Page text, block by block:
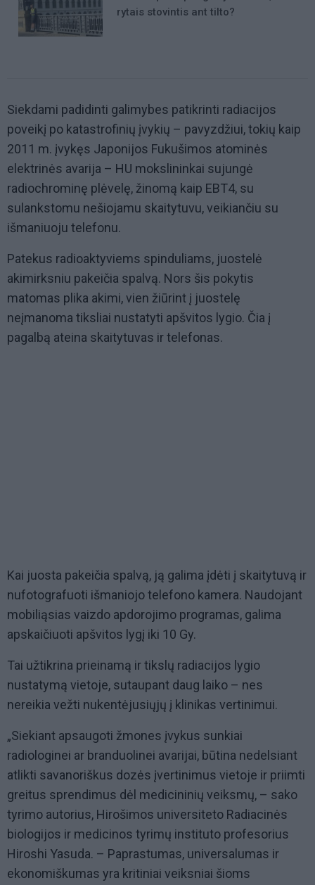
rytais stovintis ant tilto?
Siekdami padidinti galimybes patikrinti radiacijos
poveikį po katastrofinių įvykių – pavyzdžiui, tokių kaip
2011 m. įvykęs Japonijos Fukušimos atominės
elektrinės avarija – HU mokslininkai sujungė
radiochrominę plėvelę, žinomą kaip EBT4, su
sulankstomu nešiojamu skaitytuvu, veikiančiu su
išmaniuoju telefonu.
Patekus radioaktyviems spinduliams, juostelė
akimirksniu pakeičia spalvą. Nors šis pokytis
matomas plika akimi, vien žiūrint į juostelę
neįmanoma tiksliai nustatyti apšvitos lygio. Čia į
pagalbą ateina skaitytuvas ir telefonas.
Kai juosta pakeičia spalvą, ją galima įdėti į skaitytuvą ir
nufotografuoti išmaniojo telefono kamera. Naudojant
mobiliąsias vaizdo apdorojimo programas, galima
apskaičiuoti apšvitos lygį iki 10 Gy.
Tai užtikrina prieinamą ir tikslų radiacijos lygio
nustatymą vietoje, sutaupant daug laiko – nes
nereikia vežti nukentėjusiųjų į klinikas vertinimui.
„Siekiant apsaugoti žmones įvykus sunkiai
radiologinei ar branduolinei avarijai, būtina nedelsiant
atlikti savanoriškus dozės įvertinimus vietoje ir priimti
greitus sprendimus dėl medicininių veiksmų, – sako
tyrimo autorius, Hirošimos universiteto Radiacinės
biologijos ir medicinos tyrimų instituto profesorius
Hiroshi Yasuda. – Paprastumas, universalumas ir
ekonomiškumas yra kritiniai veiksniai šioms